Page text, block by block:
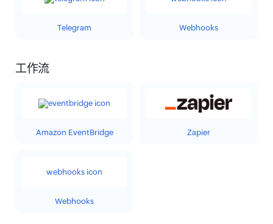
Telegram Webhooks
工作流
Amazon EventBridge Zapier
Webhooks